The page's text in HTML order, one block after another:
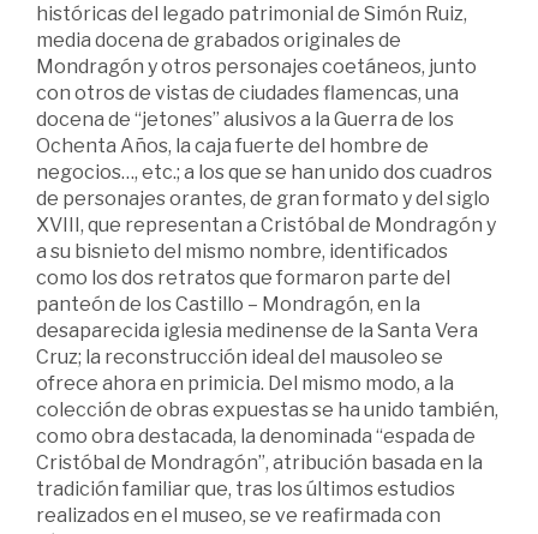
históricas del legado patrimonial de Simón Ruiz,
media docena de grabados originales de
Mondragón y otros personajes coetáneos, junto
con otros de vistas de ciudades flamencas, una
docena de “jetones” alusivos a la Guerra de los
Ochenta Años, la caja fuerte del hombre de
negocios…, etc.; a los que se han unido dos cuadros
de personajes orantes, de gran formato y del siglo
XVIII, que representan a Cristóbal de Mondragón y
a su bisnieto del mismo nombre, identificados
como los dos retratos que formaron parte del
panteón de los Castillo – Mondragón, en la
desaparecida iglesia medinense de la Santa Vera
Cruz; la reconstrucción ideal del mausoleo se
ofrece ahora en primicia. Del mismo modo, a la
colección de obras expuestas se ha unido también,
como obra destacada, la denominada “espada de
Cristóbal de Mondragón”, atribución basada en la
tradición familiar que, tras los últimos estudios
realizados en el museo, se ve reafirmada con